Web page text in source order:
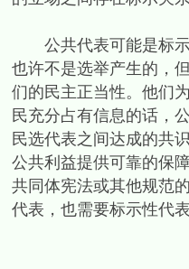
公共代表可能是标示
也许不是选举产生的，
们的民主正当性。他们
民充分占有信息的话，
民选代表之间达成的共
公共利益提供可靠的保
共同体宪法或其他规范
代表，也需要标示性代表